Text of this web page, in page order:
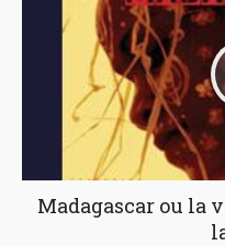
Madagascar ou la